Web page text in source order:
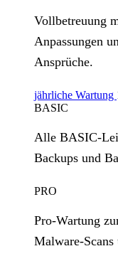
Vollbetreuung
Anpassungen
Ansprüche.
jährliche Wartung
BASIC
Alle
Backups und
PRO
Pro‑Wartung